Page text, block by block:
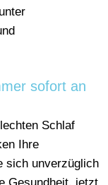
sofort an
Schlaf
Ihre
sich unverzüglich